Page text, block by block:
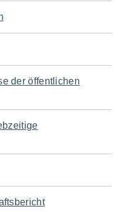
der öffentlichen